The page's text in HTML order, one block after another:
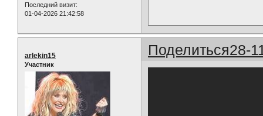
Последний визит:
01-04-2026 21:42:58
Поделиться28-
arlekin15
Участник